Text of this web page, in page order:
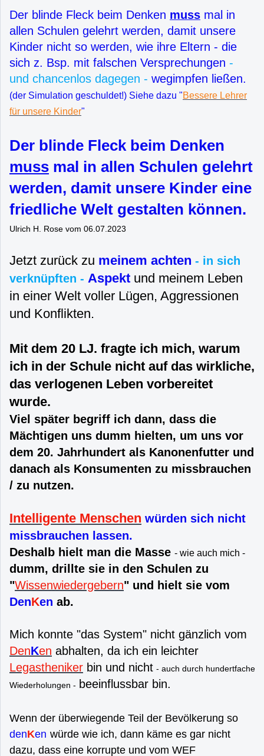
Der blinde Fleck beim Denken muss mal in
allen Schulen gelehrt werden, damit unsere
Kinder nicht so werden, wie ihre Eltern - die
sich z. Bsp. mit falschen Versprechungen -
und chancenlos dagegen - wegimpfen ließen.
(der Simulation geschuldet!) Siehe dazu "Bessere Lehrer
für unsere Kinder"
Der blinde Fleck beim Denken
muss mal in allen Schulen gelehrt
werden, damit unsere Kinder eine
friedliche Welt gestalten können.
Ulrich H. Rose vom 06.07.2023
Jetzt zurück zu meinem achten - in sich
verknüpften - Aspekt und meinem Leben
in einer Welt voller Lügen, Aggressionen
und Konflikten.
Mit dem 20 LJ. fragte ich mich, warum
ich in der Schule nicht auf das wirkliche,
das verlogenen Leben vorbereitet
wurde.
Viel später begriff ich dann, dass die
Mächtigen uns dumm hielten, um uns vor
dem 20. Jahrhundert als Kanonenfutter und
danach als Konsumenten zu missbrauchen
/ zu nutzen.
Intelligente Menschen würden sich nicht
missbrauchen lassen.
Deshalb hielt man die Masse - wie auch mich -
dumm, drillte sie in den Schulen zu
"Wissenwiedergebern" und hielt sie vom
DenKen ab.
Mich konnte "das System" nicht gänzlich vom
DenKen abhalten, da ich ein leichter
Legastheniker bin und nicht - auch durch hundertfache
Wiederholungen - beeinflussbar bin.
Wenn der überwiegende Teil der Bevölkerung so
denKen würde wie ich, dann käme es gar nicht
dazu, dass eine korrupte und vom WEF